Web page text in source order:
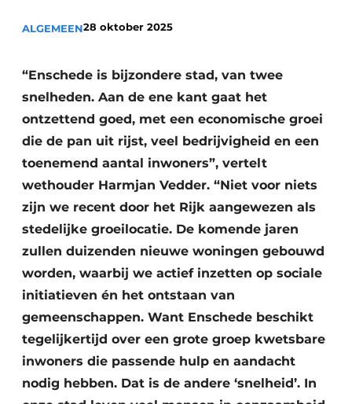
Privacy / Cookie statement
Video’s
ALGEMEEN28 oktober 2025
“Enschede is bijzondere stad, van twee
snelheden. Aan de ene kant gaat het
ontzettend goed, met een economische groei
die de pan uit rijst, veel bedrijvigheid en een
toenemend aantal inwoners”, vertelt
wethouder Harmjan Vedder. “Niet voor niets
zijn we recent door het Rijk aangewezen als
stedelijke groeilocatie. De komende jaren
zullen duizenden nieuwe woningen gebouwd
worden, waarbij we actief inzetten op sociale
initiatieven én het ontstaan van
gemeenschappen. Want Enschede beschikt
tegelijkertijd over een grote groep kwetsbare
inwoners die passende hulp en aandacht
nodig hebben. Dat is de andere ‘snelheid’. In